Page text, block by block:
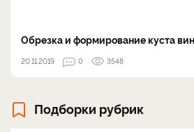
Обрезка и формирование куста
20.11.2019 0 3548
Подборки рубрик